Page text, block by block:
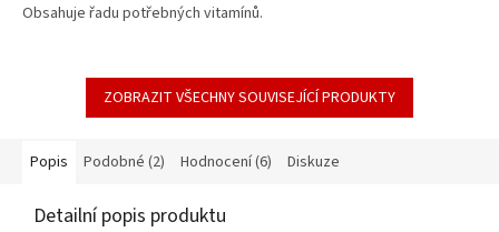
Obsahuje řadu potřebných vitamínů.
ZOBRAZIT VŠECHNY SOUVISEJÍCÍ PRODUKTY
Popis Podobné (2) Hodnocení (6) Diskuze
Detailní popis produktu